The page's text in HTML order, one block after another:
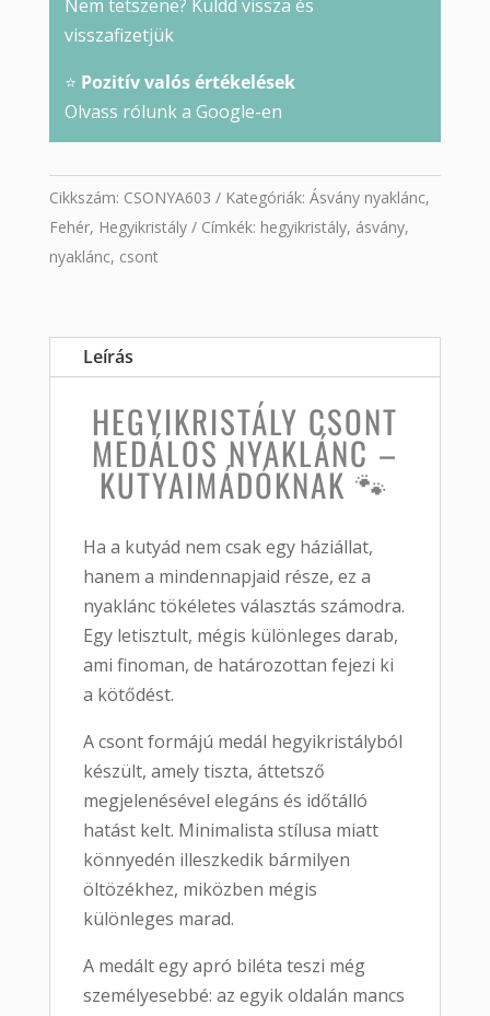
Nem tetszene? Küldd vissza és
visszafizetjük
⭐ Pozitív valós értékelések
Olvass rólunk a Google-en
Cikkszám: CSONYA603 Kategóriák: Ásvány nyaklánc,
Fehér, Hegyikristály Címkék: hegyikristály, ásvány,
nyaklánc, csont
Leírás
HEGYIKRISTÁLY CSONT
MEDÁLOS NYAKLÁNC –
KUTYAIMÁDÓKNAK 🐾
Ha a kutyád nem csak egy háziállat,
hanem a mindennapjaid része, ez a
nyaklánc tökéletes választás számodra.
Egy letisztult, mégis különleges darab,
ami finoman, de határozottan fejezi ki
a kötődést.
A csont formájú medál hegyikristályból
készült, amely tiszta, áttetsző
megjelenésével elegáns és időtálló
hatást kelt. Minimalista stílusa miatt
könnyedén illeszkedik bármilyen
öltözékhez, miközben mégis
különleges marad.
A medált egy apró biléta teszi még
személyesebbé: az egyik oldalán mancs